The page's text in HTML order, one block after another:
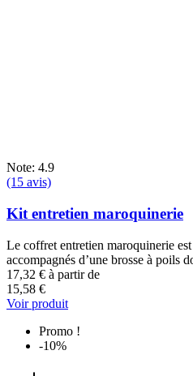
Note: 4.9
(15 avis)
Kit entretien maroquinerie
Le coffret entretien maroquinerie
accompagnés d’une brosse à poils
17,32 € à partir de
15,58 €
Voir produit
Promo !
-10%